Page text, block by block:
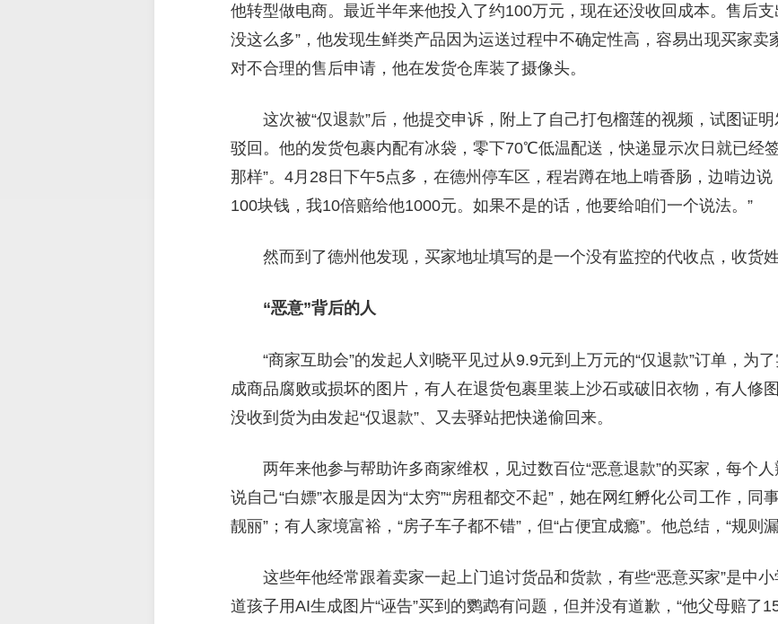
他转型做电商。最近半年来他投入了约100万元，现在还没收回成本。售后
没这么多”，他发现生鲜类产品因为运送过程中不确定性高，容易出现买家卖
对不合理的售后申请，他在发货仓库装了摄像头。
这次被“仅退款”后，他提交申诉，附上了自己打包榴莲的视频，试图证
驳回。他的发货包裹内配有冰袋，零下70℃低温配送，快递显示次日就已经
那样”。4月28日下午5点多，在德州停车区，程岩蹲在地上啃香肠，边啃边
100块钱，我10倍赔给他1000元。如果不是的话，他要给咱们一个说法。”
然而到了德州他发现，买家地址填写的是一个没有监控的代收点，收货姓
“恶意”背后的人
“商家互助会”的发起人刘晓平见过从9.9元到上万元的“仅退款”订单，为
成商品腐败或损坏的图片，有人在退货包裹里装上沙石或破旧衣物，有人修
没收到货为由发起“仅退款”、又去驿站把快递偷回来。
两年来他参与帮助许多商家维权，见过数百位“恶意退款”的买家，每个
说自己“白嫖”衣服是因为“太穷”“房租都交不起”，她在网红孵化公司工作，同
靓丽”；有人家境富裕，“房子车子都不错”，但“占便宜成瘾”。他总结，“规则
这些年他经常跟着卖家一起上门追讨货品和货款，有些“恶意买家”是中
道孩子用AI生成图片“诬告”买到的鹦鹉有问题，但并没有道歉，“他父母赔了